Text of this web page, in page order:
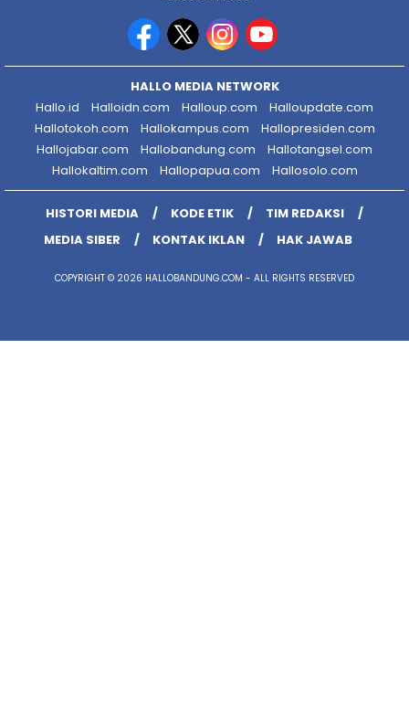
HALLO MEDIA NETWORK
Hallo.id
Halloidn.com Halloup.com
Halloupdate.com
Hallotokoh.com
Hallokampus.com
Hallopresiden.com
Hallojabar.com
Hallobandung.com
Hallotangsel.com
Hallokaltim.com
Hallopapua.com Hallosolo.com
HISTORI MEDIA KODE ETIK
TIM REDAKSI
MEDIA SIBER
KONTAK IKLAN HAK JAWAB
COPYRIGHT © 2026 HALLOBANDUNG.COM - ALL RIGHTS RESERVED